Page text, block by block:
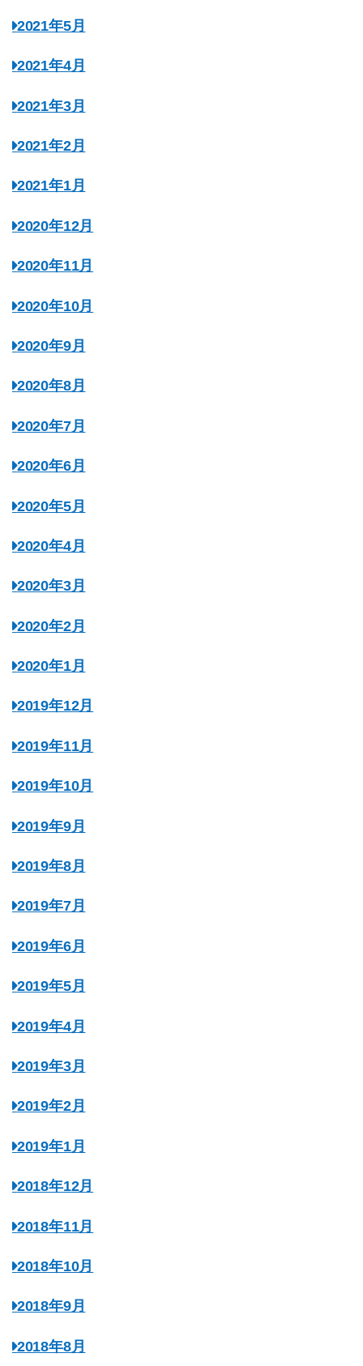
2021年5月
2021年4月
2021年3月
2021年2月
2021年1月
2020年12月
2020年11月
2020年10月
2020年9月
2020年8月
2020年7月
2020年6月
2020年5月
2020年4月
2020年3月
2020年2月
2020年1月
2019年12月
2019年11月
2019年10月
2019年9月
2019年8月
2019年7月
2019年6月
2019年5月
2019年4月
2019年3月
2019年2月
2019年1月
2018年12月
2018年11月
2018年10月
2018年9月
2018年8月